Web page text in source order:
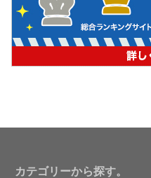
カテゴリーから探す。